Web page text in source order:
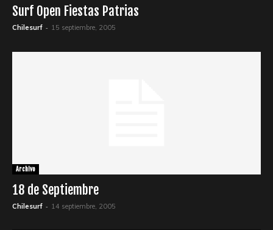
Surf Open Fiestas Patrias
Chilesurf - 15 septiembre, 2005
Archivo
18 de Septiembre
Chilesurf - 14 septiembre, 2005